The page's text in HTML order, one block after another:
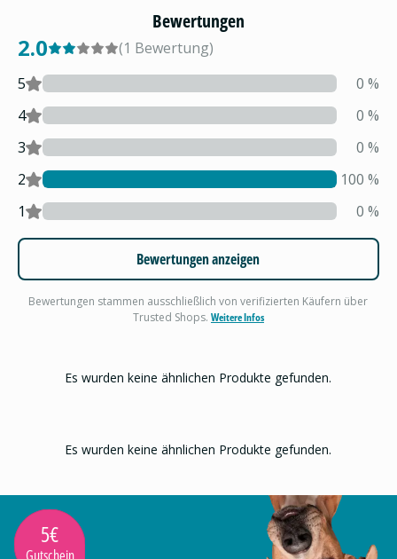
Bewertungen
2.0 (1 Bewertung)
5
0 %
4
0 %
3
0 %
2
100 %
1
0 %
Bewertungen anzeigen
Bewertungen stammen ausschließlich von verifizierten Käufern über
Trusted Shops. Weitere Infos
Es wurden keine ähnlichen Produkte gefunden.
Es wurden keine ähnlichen Produkte gefunden.
5€